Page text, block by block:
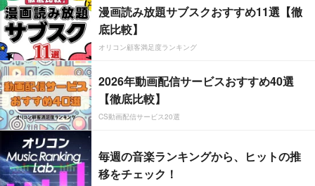
漫画読み放題サブスクおすすめ11選【徹
底比較】
オリコン顧客満足度ランキング
2026年動画配信サービスおすすめ40選
【徹底比較】
CS動画配信サービス20選
毎週の音楽ランキングから、ヒットの推
移をチェック！